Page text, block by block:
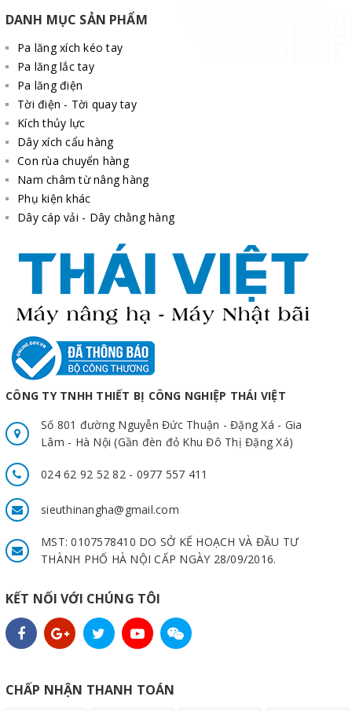
DANH MỤC SẢN PHẨM
Pa lăng xích kéo tay
Pa lăng lắc tay
Pa lăng điện
Tời điện - Tời quay tay
Kích thủy lực
Dây xích cẩu hàng
Con rùa chuyển hàng
Nam châm từ nâng hàng
Phụ kiện khác
Dây cáp vải - Dây chằng hàng
CÔNG TY TNHH THIẾT BỊ CÔNG NGHIỆP THÁI VIỆT
Số 801 đường Nguyễn Đức Thuận - Đặng Xá - Gia
Lâm - Hà Nội (Gần đèn đỏ Khu Đô Thị Đặng Xá)
024 62 92 52 82 - 0977 557 411
sieuthinangha@gmail.com
MST: 0107578410 DO SỞ KẾ HOẠCH VÀ ĐẦU TƯ
THÀNH PHỐ HÀ NỘI CẤP NGÀY 28/09/2016.
KẾT NỐI VỚI CHÚNG TÔI
CHẤP NHẬN THANH TOÁN